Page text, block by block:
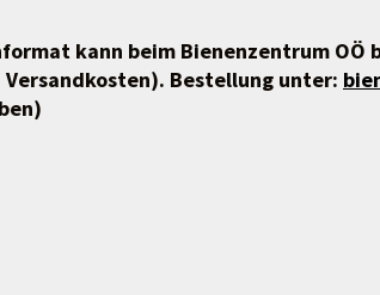
kann beim Bienenzentrum OÖ
Bestellung unter: